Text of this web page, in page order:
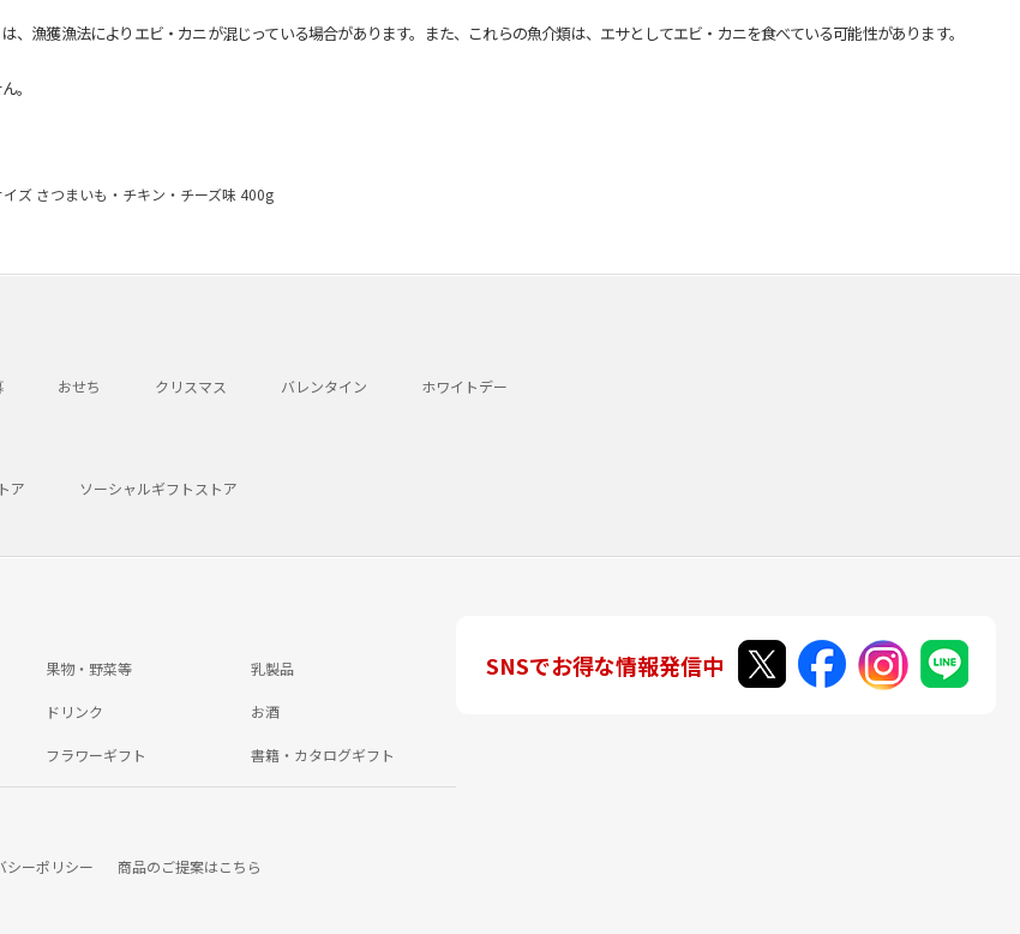
漁獲漁法によりエビ・カニが混じっている場合があります。また、これらの魚介類は、エサとしてエビ・カニを食べている可能性があります。
。
ズ さつまいも・チキン・チーズ味 400g
おせち クリスマス バレンタイン ホワイトデー
ア ソーシャルギフトストア
果物・野菜等 乳製品
ドリンク お酒
フラワーギフト 書籍・カタログギフト
シーポリシー 商品のご提案はこちら
SNSでお得な情報発信中